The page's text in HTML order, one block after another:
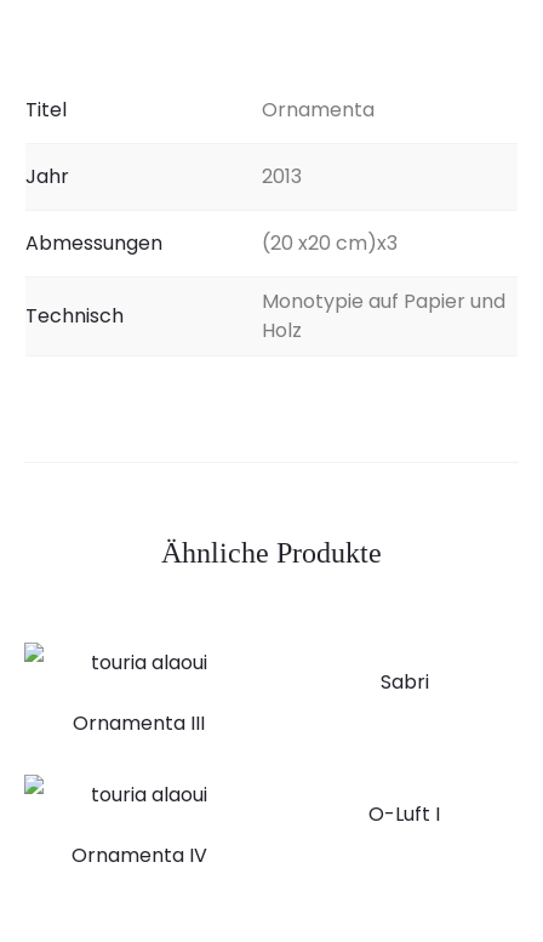
Titel Ornamenta
Jahr 2013
Abmessungen (20 x20 cm)x3
Technisch
Monotypie auf Papier und
Holz
Ähnliche Produkte
Ornamenta III
Sabri
Ornamenta IV
O-Luft I